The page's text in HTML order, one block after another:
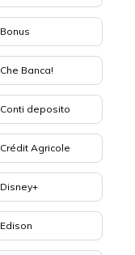
Bonus
Che Banca!
Conti deposito
Crédit Agricole
Disney+
Edison